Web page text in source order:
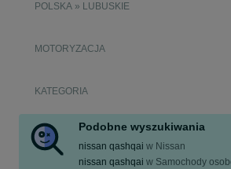
POLSKA » LUBUSKIE
MOTORYZACJA
KATEGORIA
Podobne wyszukiwania
nissan qashqai w Nissan
nissan qashqai w Samochody